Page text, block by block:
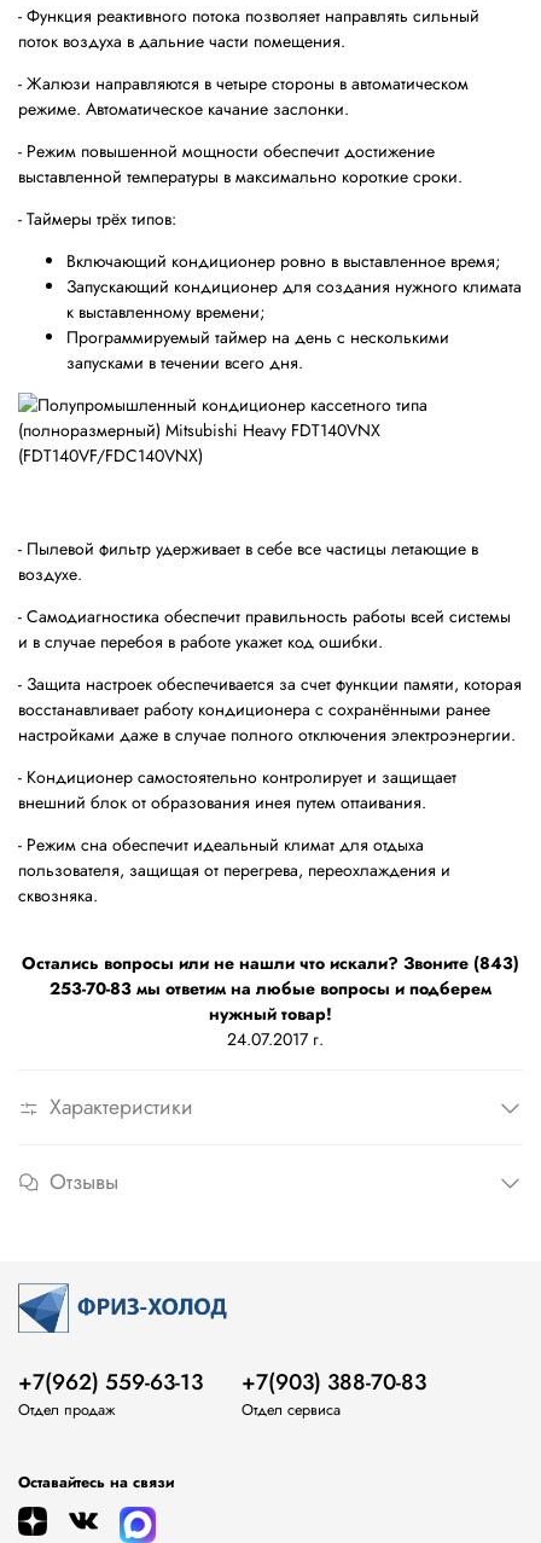
- Функция реактивного потока позволяет направлять сильный
поток воздуха в дальние части помещения.
- Жалюзи направляются в четыре стороны в автоматическом
режиме. Автоматическое качание заслонки.
- Режим повышенной мощности обеспечит достижение
выставленной температуры в максимально короткие сроки.
- Таймеры трёх типов:
Включающий кондиционер ровно в выставленное время;
Запускающий кондиционер для создания нужного климата
к выставленному времени;
Программируемый таймер на день с несколькими
запусками в течении всего дня.
- Пылевой фильтр удерживает в себе все частицы летающие в
воздухе.
- Самодиагностика обеспечит правильность работы всей системы
и в случае перебоя в работе укажет код ошибки.
- Защита настроек обеспечивается за счет функции памяти, которая
восстанавливает работу кондиционера с сохранёнными ранее
настройками даже в случае полного отключения электроэнергии.
- Кондиционер самостоятельно контролирует и защищает
внешний блок от образования инея путем оттаивания.
- Режим сна обеспечит идеальный климат для отдыха
пользователя, защищая от перегрева, переохлаждения и
сквозняка.
Остались вопросы или не нашли что искали? Звоните (843)
253-70-83 мы ответим на любые вопросы и подберем
нужный товар!
24.07.2017 г.
Характеристики
Отзывы
+7(962) 559-63-13
Отдел продаж
+7(903) 388-70-83
Отдел сервиса
Оставайтесь на связи